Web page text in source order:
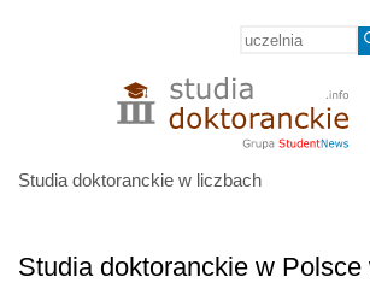
Studia doktoranckie w liczbach
Studia doktoranckie w Polsce